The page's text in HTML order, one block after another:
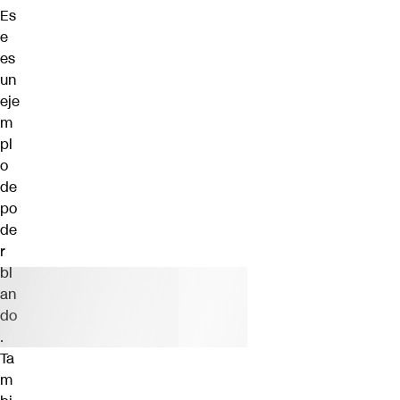
Es
e
es
un
eje
m
pl
o
de
po
de
r
bl
an
do
.
Ta
m